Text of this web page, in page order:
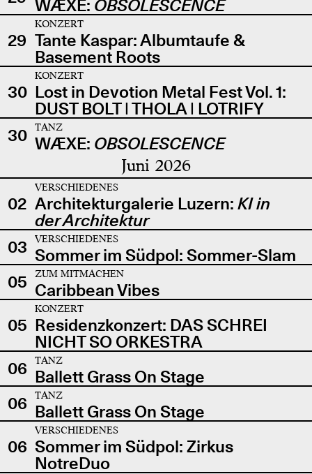
WÆXE: OBSOLESCENCE
29
KONZERT
Tante Kaspar: Albumtaufe &
Basement Roots
30
KONZERT
Lost in Devotion Metal Fest Vol. 1:
DUST BOLT | THOLA | LOTRIFY
30
TANZ
WÆXE: OBSOLESCENCE
Juni 2026
02
VERSCHIEDENES
Architekturgalerie Luzern: KI in
der Architektur
03
VERSCHIEDENES
Sommer im Südpol: Sommer-Slam
05
ZUM MITMACHEN
Caribbean Vibes
05
KONZERT
Residenzkonzert: DAS SCHREI
NICHT SO ORKESTRA
06
TANZ
Ballett Grass On Stage
06
TANZ
Ballett Grass On Stage
06
VERSCHIEDENES
Sommer im Südpol: Zirkus
NotreDuo